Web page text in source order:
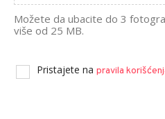
Možete da ubacite do 3
više od 25 MB.
Pristajete na pravila